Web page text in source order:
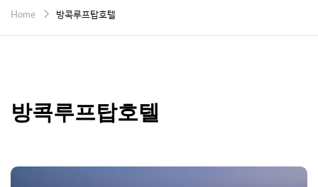
Home 방콕루프탑호텔
방콕루프탑호텔